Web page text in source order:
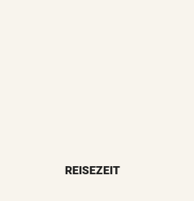
REISEZEIT